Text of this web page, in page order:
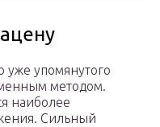
упомянутого
методом.
наиболее
Сильный